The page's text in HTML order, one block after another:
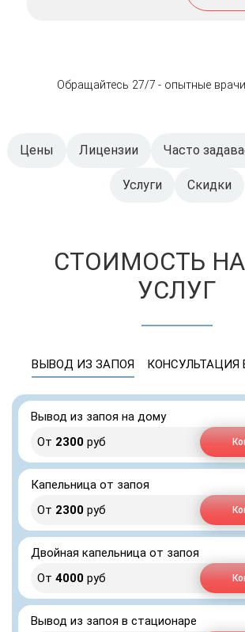
Обращайтесь 27/7 - опытные
Цены Лицензии Часто
Услуги Скидки
СТОИМОСТЬ
УСЛУГ
ВЫВОД ИЗ ЗАПОЯ КОНСУЛЬТАЦИЯ
Вывод из запоя на дому
От 2300 руб
Капельница от запоя
От 2300 руб
Двойная капельница от запоя
От 4000 руб
Вывод из запоя в стационаре